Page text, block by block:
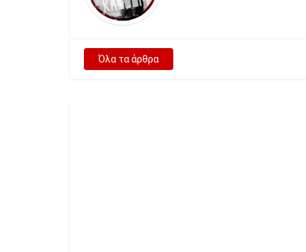
Όλα τα άρθρα